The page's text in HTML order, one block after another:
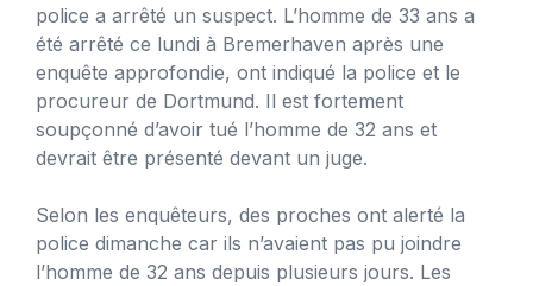
police a arrêté un suspect. L’homme de 33 ans a
été arrêté ce lundi à Bremerhaven après une
enquête approfondie, ont indiqué la police et le
procureur de Dortmund. Il est fortement
soupçonné d’avoir tué l’homme de 32 ans et
devrait être présenté devant un juge.
Selon les enquêteurs, des proches ont alerté la
police dimanche car ils n’avaient pas pu joindre
l’homme de 32 ans depuis plusieurs jours. Les